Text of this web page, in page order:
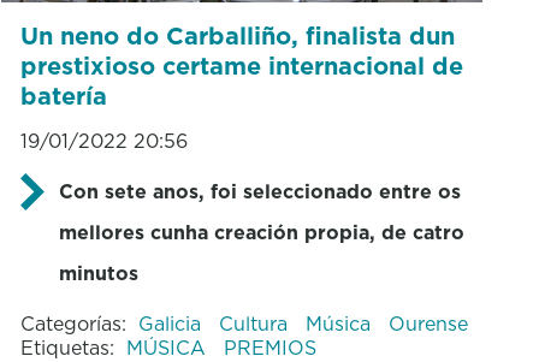
Un neno do Carballiño, finalista dun
prestixioso certame internacional de
batería
19/01/2022 20:56
Con sete anos, foi seleccionado entre os
mellores cunha creación propia, de catro
minutos
Categorías: Galicia Cultura Música
Ourense
Etiquetas: MÚSICA PREMIOS